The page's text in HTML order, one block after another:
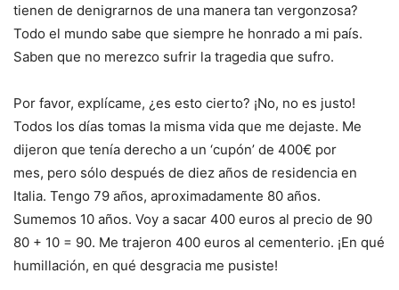
tienen de denigrarnos de una manera tan vergonzosa?
Todo el mundo sabe que siempre he honrado a mi país.
Saben que no merezco sufrir la tragedia que sufro.
Por favor, explícame, ¿es esto cierto? ¡No, no es justo!
Todos los días tomas la misma vida que me dejaste. Me
dijeron que tenía derecho a un ‘cupón’ de 400€ por
mes, pero sólo después de diez años de residencia en
Italia. Tengo 79 años, aproximadamente 80 años.
Sumemos 10 años. Voy a sacar 400 euros al precio de 90
80 + 10 = 90. Me trajeron 400 euros al cementerio. ¡En qué
humillación, en qué desgracia me pusiste!